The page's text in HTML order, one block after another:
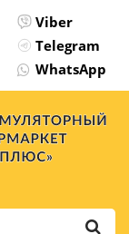
Viber
Telegram
WhatsApp